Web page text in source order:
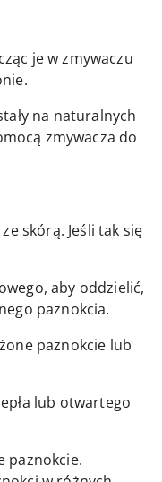
je w zmywaczu
na naturalnych
zmywacza do
skórą. Jeśli tak się
aby oddzielić,
paznokcia.
paznokcie lub
lub otwartego
paznokcie.